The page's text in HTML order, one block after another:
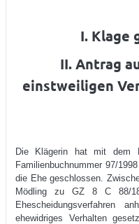
I. Klage
II. Antrag
einstweiligen
Die Klägerin hat mit dem
Familienbuchnummer 97/
die Ehe geschlossen.
Mödling zu GZ 8 C 88/
Ehescheidungsverfahren
ehewidriges Verhalten